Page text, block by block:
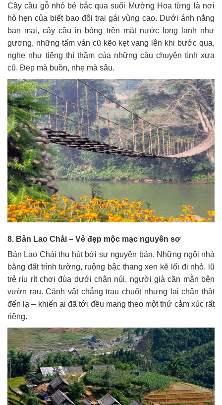
Cây cầu gỗ nhỏ bé bắc qua suối Mường Hoa từng là nơi
hò hẹn của biết bao đôi trai gái vùng cao. Dưới ánh nắng
ban mai, cây cầu in bóng trên mặt nước long lanh như
gương, những tấm ván cũ kẽo kẹt vang lên khi bước qua,
nghe như tiếng thì thầm của những câu chuyện tình xưa
cũ. Đẹp mà buồn, nhẹ mà sâu.
8. Bản Lao Chải – Vẻ đẹp mộc mạc nguyên sơ
Bản Lao Chải thu hút bởi sự nguyên bản. Những ngôi nhà
bằng đất trình tường, ruộng bậc thang xen kẽ lối đi nhỏ, lũ
trẻ ríu rít chơi đùa dưới chân núi, người già cần mẫn bên
vườn rau. Cảnh vật chẳng trau chuốt nhưng lại chân thật
đến lạ – khiến ai đã tới đều mang theo một thứ cảm xúc rất
riêng.